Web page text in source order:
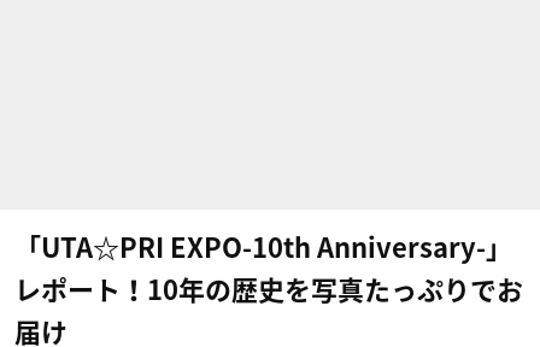
「UTA☆PRI EXPO-10th Anniversary-」
レポート！10年の歴史を写真たっぷりでお
届け